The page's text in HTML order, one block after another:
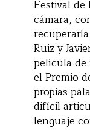
Festival de
cámara,
Ruiz y
película de
el Premio
propias
difícil
lenguaje